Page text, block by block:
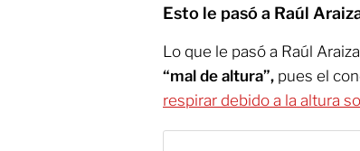
Esto le pasó a Raúl
Lo que le pasó a Raúl
“mal de altura”, pues el
respirar debido a la altura